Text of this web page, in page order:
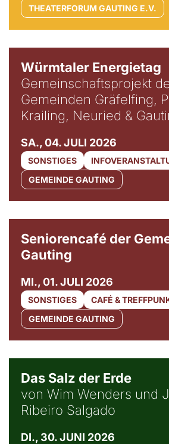
THEATERFORUM GAUTING E.V.
Würmtaler Energietag
Gemeinschaftsprojekt
Gemeinden Gräfelfing,
Krailing, Neuried &
SA., 04. JULI 2026
SONSTIGES
GEMEINDE GAUTING
Seniorencafé der
Gauting
MI., 01. JULI 2026
SONSTIGES
CAFÉ &
GEMEINDE GAUTING
Das Salz der Erde
von Wim Wenders und
Ribeiro Salgado
DI., 30. JUNI 2026